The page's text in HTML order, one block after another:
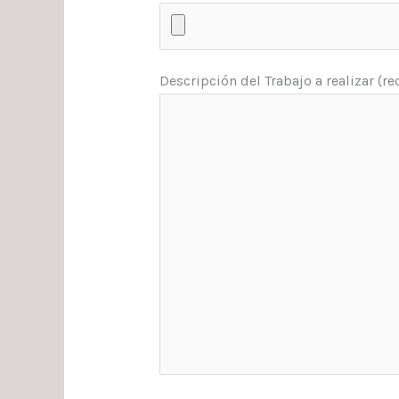
Descripción del Trabajo a realizar